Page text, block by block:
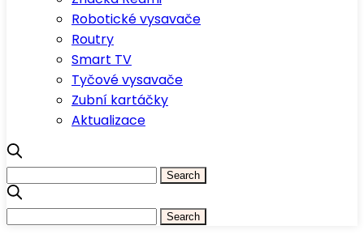
Robotické vysavače
Routry
Smart TV
Tyčové vysavače
Zubní kartáčky
Aktualizace